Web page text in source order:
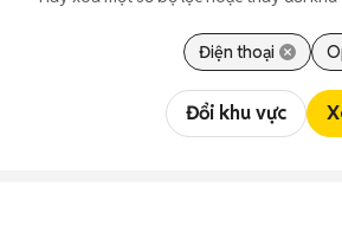
Điện thoại
Đổi khu vực